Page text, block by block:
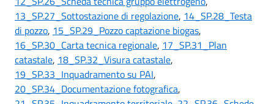
13_SP.27_Sottostazione di regolazione, 14_SP.28_Testa
di pozzo, 15_SP.29_Pozzo captazione biogas,
16_SP.30_Carta tecnica regionale, 17_SP.31_Plan
catastale, 18_SP.32_Visura catastale,
19_SP.33_Inquadramento su PAI,
20_SP.34_Documentazione fotografica,